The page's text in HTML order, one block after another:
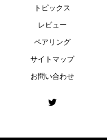
トピックス
レビュー
ペアリング
サイトマップ
お問い合わせ